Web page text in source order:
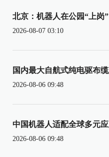
北京：机器人在公园“上岗”
2026-08-07 03:10
国内最大自航式纯电驱布
2026-08-06 09:48
中国机器人适配全球多元
2026-08-06 09:48